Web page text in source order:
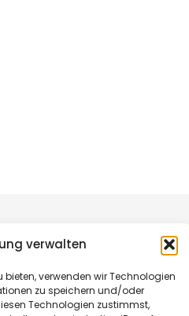
verwalten
bieten, verwenden wir Technologien
zu speichern und/oder
Technologien zustimmst,